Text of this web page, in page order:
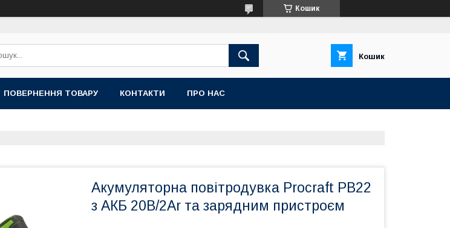
Кошик
Кошик
ПОВЕРНЕННЯ ТОВАРУ КОНТАКТИ ПРО НАС
Акумуляторна повітродувка Procraft PB22
з АКБ 20В/2Ar та зарядним пристроєм